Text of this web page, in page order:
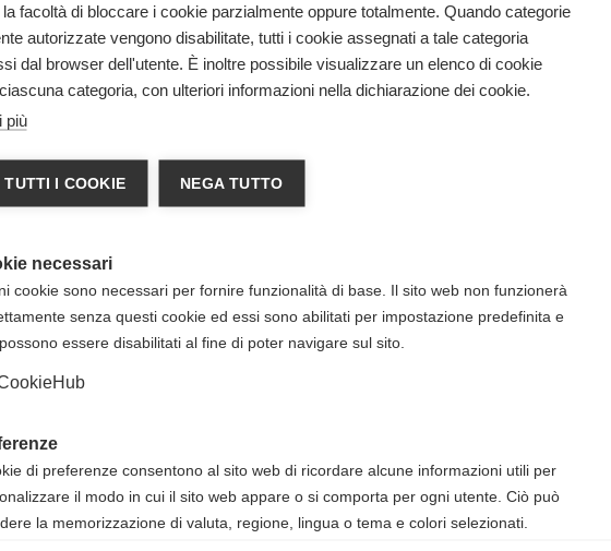
INFORMAZIONI
SIMEDmedicina
+ data corso + titolo corso
Fichtner
(PV)
facoltà di bloccare i cookie parzialmente oppure totalmente. Quando categorie
autorizzate vengono disabilitate, tutti i cookie assegnati a tale categoria
dal browser dell'utente. È inoltre possibile visualizzare un elenco di cookie
categoria, con ulteriori informazioni nella dichiarazione dei cookie.
più
TUTTI I COOKIE NEGA TUTTO
necessari
cookie sono necessari per fornire funzionalità di base. Il sito web non funzionerà
senza questi cookie ed essi sono abilitati per impostazione predefinita e
essere disabilitati al fine di poter navigare sul sito.
di preferenze consentono al sito web di ricordare alcune informazioni utili per
il modo in cui il sito web appare o si comporta per ogni utente. Ciò può
la memorizzazione di valuta, regione, lingua o tema e colori selezionati.